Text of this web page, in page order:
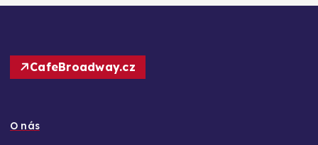
CafeBroadway.cz
O nás